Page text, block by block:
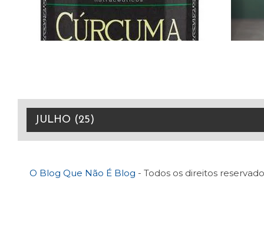
O Blog Que Não É Blog - Todos os direitos